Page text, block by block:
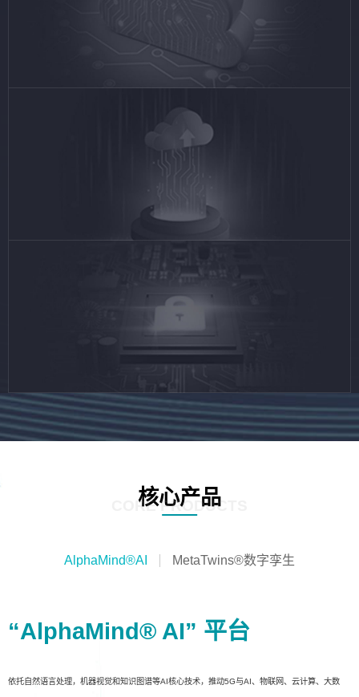
核心产品
CORE PRODUCTS
AlphaMind®AI MetaTwins®数字孪生
“AlphaMind® AI” 平台
依托自然语言处理，机器视觉和知识图谱等AI核心技术，推动5G与AI、物联网、云计算、大数